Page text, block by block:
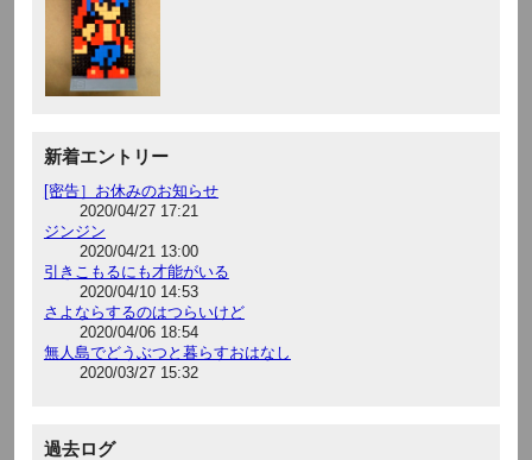
新着エントリー
[密告］お休みのお知らせ
2020/04/27 17:21
ジンジン
2020/04/21 13:00
引きこもるにも才能がいる
2020/04/10 14:53
さよならするのはつらいけど
2020/04/06 18:54
無人島でどうぶつと暮らすおはなし
2020/03/27 15:32
過去ログ